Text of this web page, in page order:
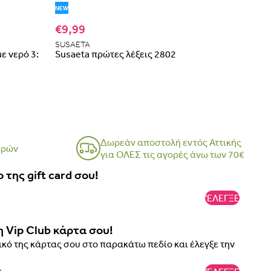
νερό 3:
NEW
€9,99
SUSAETA
Susaeta πρώτες λέξεις 2802
Δωρεάν αποστολή εντός Αττικής
για ΟΛΕΣ τις αγορές άνω των 70€
της gift card σου!
'ΕΛΕΓΞΕ
Vip Club κάρτα σου!
της κάρτας σου στο παρακάτω πεδίο και έλεγξε την